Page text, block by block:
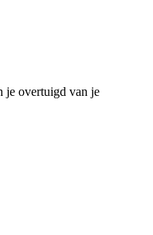
je overtuigd van je